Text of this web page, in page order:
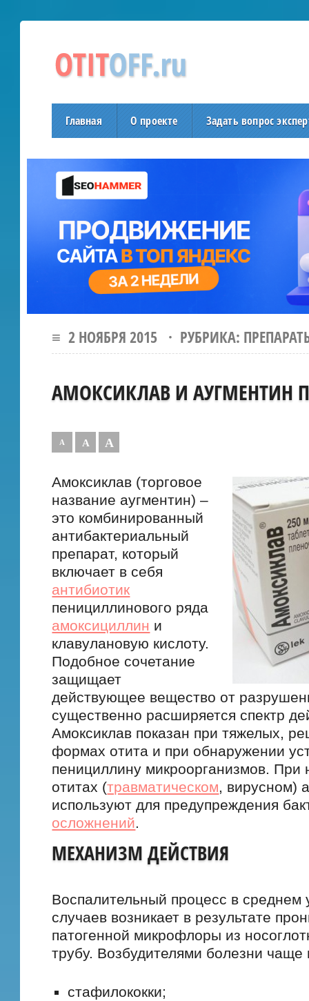
Главная О проекте Задать вопрос
≡ 2 НОЯБРЯ 2015 · РУБРИКА:
АМОКСИКЛАВ И АУГМЕНТИН
А А А
Амоксиклав (торговое
название аугментин) –
это комбинированный
антибактериальный
препарат, который
включает в себя
антибиотик
пенициллинового ряда
амоксициллин и
клавулановую кислоту.
Подобное сочетание
защищает
действующее вещество от
существенно расширяется спектр
Амоксиклав показан при тяжелых,
формах отита и при обнаружении
пенициллину микроорганизмов.
отитах (травматическом, вирусном)
используют для предупреждения
осложнений.
МЕХАНИЗМ ДЕЙСТВИЯ
Воспалительный процесс в среднем
случаев возникает в результате
патогенной микрофлоры из
трубу. Возбудителями болезни чаще
стафилококки;